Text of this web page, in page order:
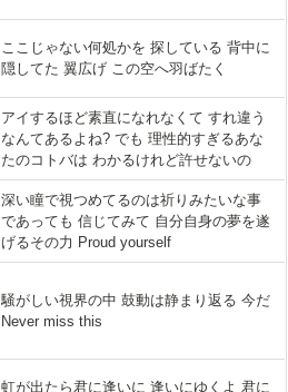
ここじゃない何処かを 探している 背中に
隠してた 翼広げ この空へ羽ばたく
アイするほど素直になれなくて すれ違う
なんてあるよね? でも 理性的すぎるあな
たのコトバは わかるけれど許せないの
深い瞳で視つめてるのは祈りみたいな事
であっても 信じてみて 自分自身の夢を遂
げるその力 Proud yourself
騒がしい視界の中 鼓動は静まり返る 今だ
Never miss this
虹が出たら君に逢いに 逢いにゆくよ 君に